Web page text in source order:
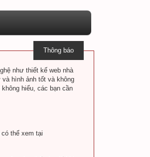
Thông báo
như thiết kế web nhà
hình ảnh tốt và không
hiểu, các bạn cần
thể xem tại